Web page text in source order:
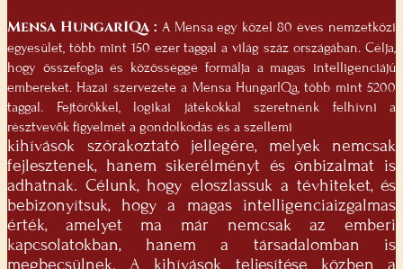
Mensa HungarIQa : A Mensa egy közel 80 éves nemzetközi
egyesület, több mint 150 ezer taggal a világ száz országában. Célja,
hogy összefogja és közösséggé formálja a magas intelligenciájú
embereket. Hazai szervezete a Mensa HungarIQa, több mint 5200
taggal. Fejtörőkkel, logikai játékokkal szeretnénk felhívni a
résztvevők figyelmét a gondolkodás és a szellemi
kihívások szórakoztató jellegére, melyek nemcsak
fejlesztenek, hanem sikerélményt és önbizalmat is
adhatnak. Célunk, hogy eloszlassuk a tévhiteket, és
bebizonyítsuk, hogy a magas intelligenciaizgalmas
érték, amelyet ma már nemcsak az emberi
kapcsolatokban, hanem a társadalomban is
megbecsülnek. A kihívások teljesítése közben a